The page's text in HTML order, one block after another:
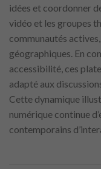
idées et coordonner
vidéo et les groupes
communautés
géographiques. En
accessibilité, ces
adapté aux
Cette dynamique
numérique continue
contemporains